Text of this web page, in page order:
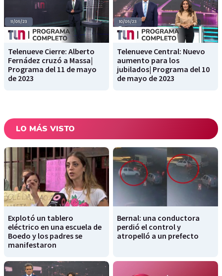
Telenueve Cierre: Alberto
Fernádez cruzó a Massa|
Programa del 11 de mayo
de 2023
Telenueve Central: Nuevo
aumento para los
jubilados| Programa del 10
de mayo de 2023
LO MÁS VISTO
Explotó un tablero
eléctrico en una escuela de
Boedo y los padres se
manifestaron
Bernal: una conductora
perdió el control y
atropelló a un prefecto